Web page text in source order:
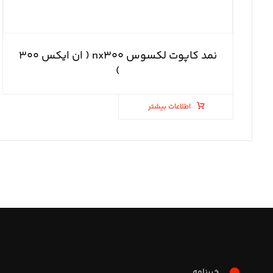
نمد کاپوت لکسوس nx۳۰۰ ( ان ایکس ۳۰۰
)
اطلاعات بیشتر